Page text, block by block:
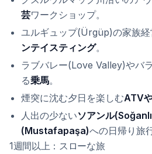
芸ワークショップ。
ユルギュップ(Ürgüp)の家族
ンテイスティング。
ラブバレー(Love Valley)やバ
る乗馬。
煙突に沈む夕日を楽しむATV
人出の少ないソアンル
(Mustafapaşa)への日帰り旅行
1週間以上：スローな旅